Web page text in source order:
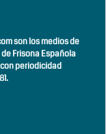
son los medios de
Frisona Española
periodicidad